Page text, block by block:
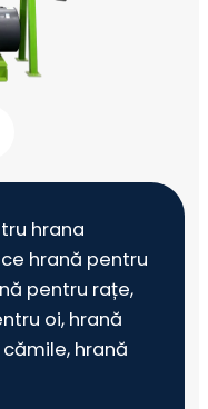
hrana
hrană pentru
pentru rațe,
oi, hrană
hrană